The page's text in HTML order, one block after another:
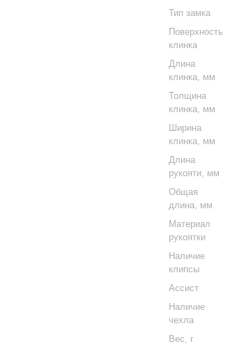
Тип замка
Поверхность
клинка
Длина
клинка, мм
Толщина
клинка, мм
Ширина
клинка, мм
Длина
рукояти, мм
Общая
длина, мм
Материал
рукоятки
Наличие
клипсы
Ассист
Наличие
чехла
Вес, г